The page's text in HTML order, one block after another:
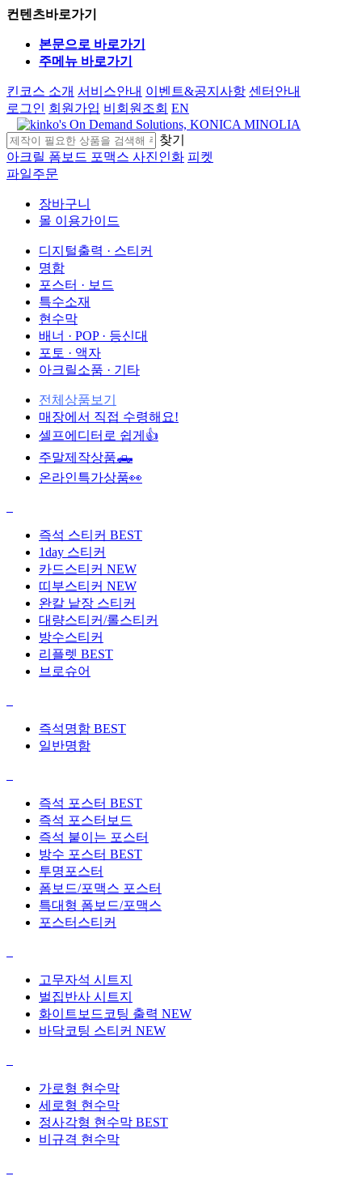
컨텐츠바로가기
본문으로 바로가기
주메뉴 바로가기
킨코스 소개 서비스안내 이벤트&공지사항 센터안내
로그인 회원가입 비회원조회 EN
찾기
아크릴 폼보드 포맥스 사진인화 피켓
파일주문
장바구니
몰 이용가이드
디지털출력 · 스티커
명함
포스터 · 보드
특수소재
현수막
배너 · POP · 등신대
포토 · 액자
아크릴소품 · 기타
전체상품보기
매장에서 직접 수령해요!
셀프에디터로 쉽게👍
주말제작상품🛻
온라인특가상품👀
즉석 스티커 BEST
1day 스티커
카드스티커 NEW
띠부스티커 NEW
완칼 낱장 스티커
대량스티커/롤스티커
방수스티커
리플렛 BEST
브로슈어
즉석명함 BEST
일반명함
즉석 포스터 BEST
즉석 포스터보드
즉석 붙이는 포스터
방수 포스터 BEST
투명포스터
폼보드/포맥스 포스터
특대형 폼보드/포맥스
포스터스티커
고무자석 시트지
벌집반사 시트지
화이트보드코팅 출력 NEW
바닥코팅 스티커 NEW
가로형 현수막
세로형 현수막
정사각형 현수막 BEST
비규격 현수막